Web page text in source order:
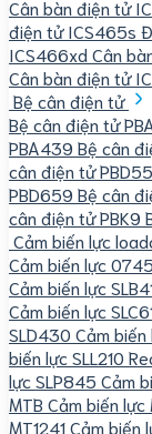
Cân bàn điện tử
điện tử ICS465s
ICS466xd Cân
Cân bàn điện tử
Bệ cân điện tử
Bệ cân điện tử
PBA439 Bệ cân
cân điện tử
PBD659 Bệ cân
cân điện tử PBK9
Cảm biến lực
Cảm biến lực
Cảm biến lực
Cảm biến lực
SLD430 Cảm
biến lực SLL210
lực SLP845 Cảm
MTB Cảm biến lực
MT1241Cảm biến